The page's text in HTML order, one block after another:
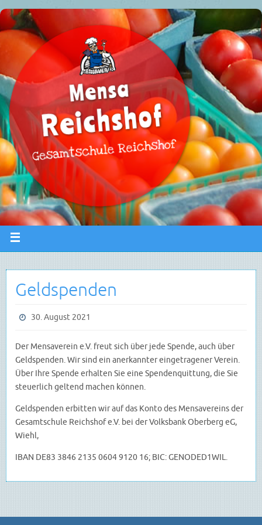
Geldspenden
30. August 2021
Der Mensaverein e.V. freut sich über jede Spende, auch über
Geldspenden. Wir sind ein anerkannter eingetragener Verein.
Über Ihre Spende erhalten Sie eine Spendenquittung, die Sie
steuerlich geltend machen können.
Geldspenden erbitten wir auf das Konto des Mensavereins der
Gesamtschule Reichshof e.V. bei der Volksbank Oberberg eG,
Wiehl,
IBAN DE83 3846 2135 0604 9120 16; BIC: GENODED1WIL.